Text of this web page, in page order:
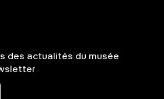
des actualités du musée